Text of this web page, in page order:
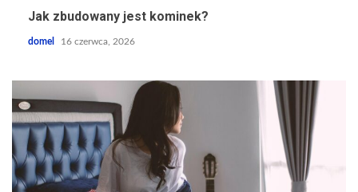
Jak zbudowany jest kominek?
domel 16 czerwca, 2026